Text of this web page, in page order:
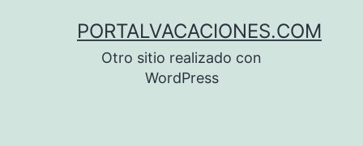
PORTALVACACIONES.COM
Otro sitio realizado con
WordPress